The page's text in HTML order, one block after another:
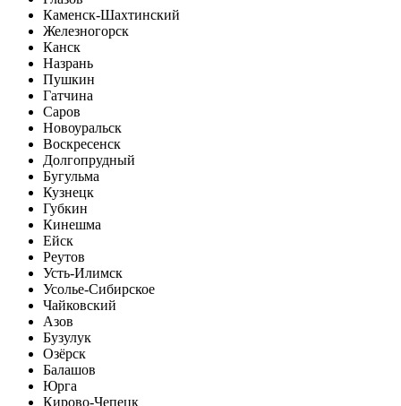
Каменск-Шахтинский
Железногорск
Канск
Назрань
Пушкин
Гатчина
Саров
Новоуральск
Воскресенск
Долгопрудный
Бугульма
Кузнецк
Губкин
Кинешма
Ейск
Реутов
Усть-Илимск
Усолье-Сибирское
Чайковский
Азов
Бузулук
Озёрск
Балашов
Юрга
Кирово-Чепецк